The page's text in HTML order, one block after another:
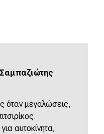
όταν μεγαλώσεις,
αυτοκίνητα,